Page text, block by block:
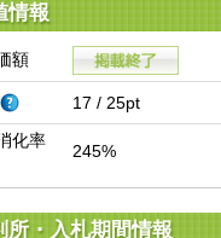
情報
額
17 / 25pt
化率
245%
所・入札期間情報